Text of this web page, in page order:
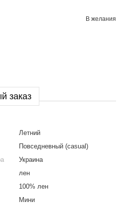
В желания
заказ
Летний
Повседневный (casual)
Украина
лен
100% лен
Мини